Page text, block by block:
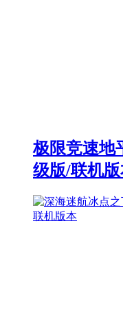
极限竞速地
级版/联机版